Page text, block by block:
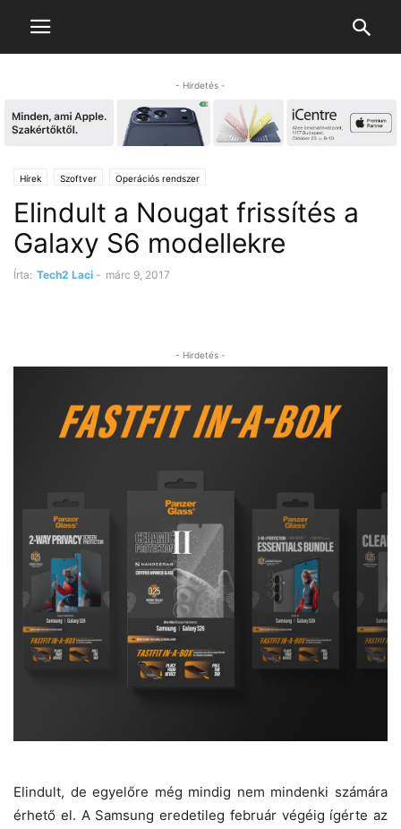
- Hirdetés -
Hírek Szoftver Operációs rendszer
Elindult a Nougat frissítés a
Galaxy S6 modellekre
Írta: Tech2 Laci - márc 9, 2017
- Hirdetés -
Elindult, de egyelőre még mindig nem mindenki számára
érhető el. A Samsung eredetileg február végéig ígérte az